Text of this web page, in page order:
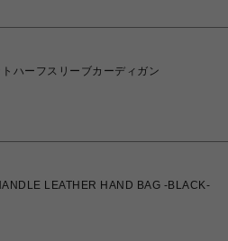
ハーフスリーブカーディガン
HANDLE LEATHER HAND BAG -BLACK-